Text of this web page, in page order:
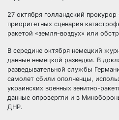
27 октября голландский
приоритетных сценария
ракетой «земля-воздух» или
В середине октября немецкий
данные немецкой разведки. В
разведывательной службы
самолет сбили ополченцы,
украинских военных зенитно-
данные опровергли и в
ДНР.